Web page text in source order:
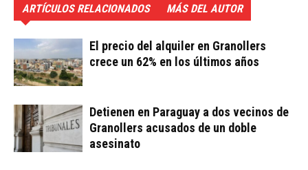
ARTÍCULOS RELACIONADOS MÁS DEL AUTOR
El precio del alquiler en Granollers
crece un 62% en los últimos años
Detienen en Paraguay a dos vecinos de
Granollers acusados de un doble
asesinato